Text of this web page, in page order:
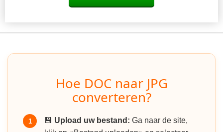
Hoe DOC naar JPG
converteren?
1 💾 Upload uw bestand: Ga naar de site,